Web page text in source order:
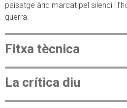
paisatge àrid marcat pel silenci i
guerra.
Fitxa tècnica
La crítica diu